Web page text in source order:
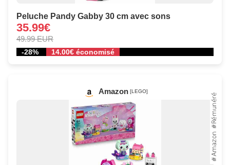
Peluche Pandy Gabby 30 cm avec sons
35.99€
49.99 EUR
-28% 14.00€ économisé
Amazon [LEGO]